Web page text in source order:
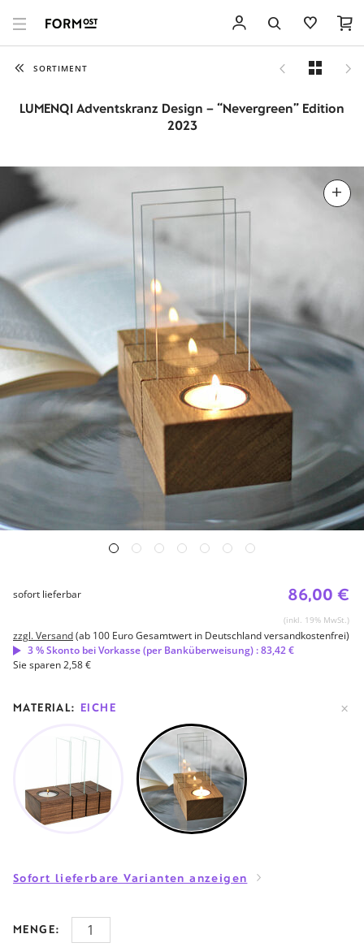
SORTIMENT
LUMENQI Adventskranz Design – “Nevergreen” Edition
2023
86,00 €
(inkl. 19% MwSt.)
sofort lieferbar
zzgl. Versand(ab 100 Euro Gesamtwert in Deutschland versandkostenfrei)
3 % Skonto bei Vorkasse (per Banküberweisung) : 83,42 €
Sie sparen 2,58 €
MATERIAL: EICHE
Sofort lieferbare Varianten anzeigen
MENGE: